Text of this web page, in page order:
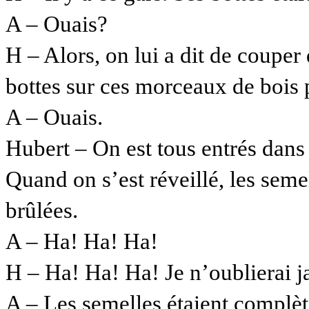
A – Ouais?
H – Alors, on lui a dit de couper
bottes sur ces morceaux de
A – Ouais.
Hubert – On est tous entrés
Quand on s’est réveillé, les
brûlées.
A – Ha! Ha! Ha!
H – Ha! Ha! Ha! Je n’oublierai
A – Les semelles étaient